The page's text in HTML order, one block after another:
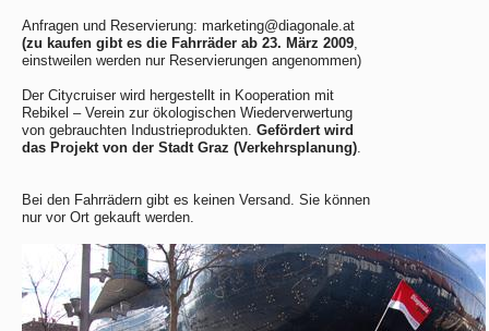
Anfragen und Reservierung: marketing@diagonale.at
(zu kaufen gibt es die Fahrräder ab 23. März 2009,
einstweilen werden nur Reservierungen angenommen)
Der Citycruiser wird hergestellt in Kooperation mit
Rebikel – Verein zur ökologischen Wiederverwertung
von gebrauchten Industrieprodukten. Gefördert wird
das Projekt von der Stadt Graz (Verkehrsplanung).
Bei den Fahrrädern gibt es keinen Versand. Sie können
nur vor Ort gekauft werden.